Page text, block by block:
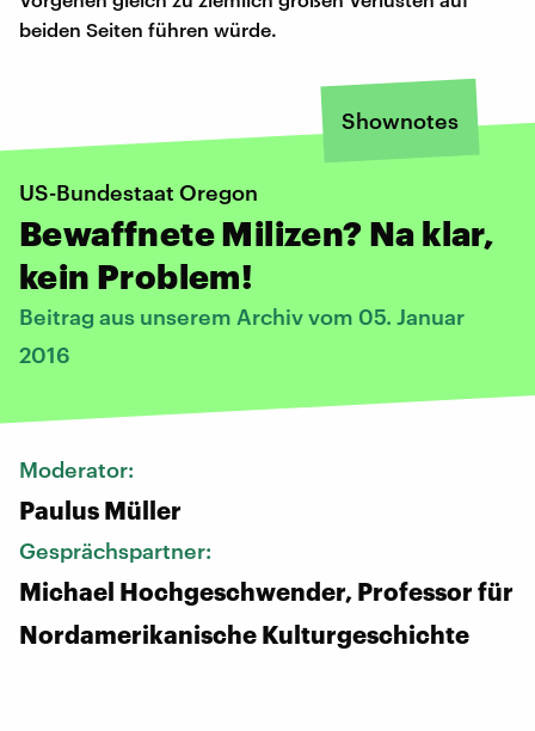
beiden Seiten führen würde.
Shownotes
US-Bundestaat Oregon
Bewaffnete Milizen? Na klar,
kein Problem!
Beitrag aus unserem Archiv vom 05. Januar
2016
Moderator:
Paulus Müller
Gesprächspartner:
Michael Hochgeschwender, Professor für
Nordamerikanische Kulturgeschichte